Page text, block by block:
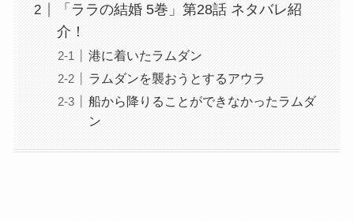
「ララの結婚 5巻」第28話 ネタバレ紹
介！
港に着いたラムダン
ラムダンを襲おうとするアウラ
船から降りることができなかったラムダ
ン